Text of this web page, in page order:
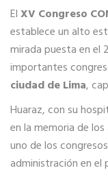
ElXV Congreso
establece un alto
mirada puesta en el
importantes
ciudad de Lima,
Huaraz, con su
en la memoria de
uno de los
administración en el